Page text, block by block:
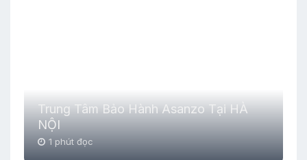
Trung Tâm Bảo Hành Asanzo Tại HÀ
NỘI
1 phút đọc